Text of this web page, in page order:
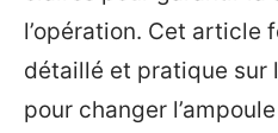
l’opération. Cet article
détaillé et pratique sur
pour changer